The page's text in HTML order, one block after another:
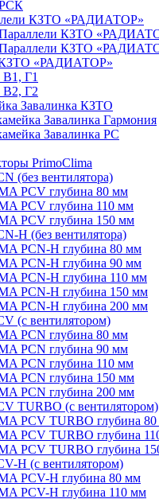
КЗТО «РАДИАТОР»
Параллели КЗТО
КЗТО
КЗТО «РАДИАТОР»
Г1
Г2
Завалинка КЗТО
Завалинка Гармония
Завалинка РС
PrimoClima
(без вентилятора)
PCV глубина 80 мм
PCV глубина 110 мм
PCV глубина 150 мм
H (без вентилятора)
PCN-H глубина 80 мм
PCN-H глубина 90 мм
PCN-H глубина 110 мм
PCN-H глубина 150 мм
PCN-H глубина 200 мм
(c вентилятором)
PCN глубина 80 мм
PCN глубина 90 мм
PCN глубина 110 мм
PCN глубина 150 мм
PCN глубина 200 мм
TURBO (c вентилятором)
PCV TURBO глубина
PCV TURBO глубина
PCV TURBO глубина
H (c вентилятором)
PCV-H глубина 80 мм
PCV-H глубина 110 мм